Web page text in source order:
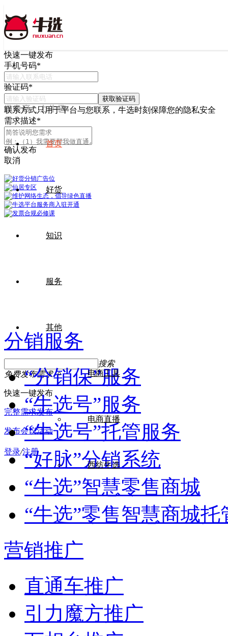
首页
好货
知识
服务
其他
电商工具
电商直播
西纺牛选
搜索
免费发布需求
快速一键发布
完整需求发布
发布会议活动
登录/注册
快速一键发布
手机号码*
验证码*
获取验证码
联系方式只用于平台与您联系，牛选时刻保障您的隐私安全
需求描述*
确认发布
取消
分销服务
“分销保”服务
“牛选号”服务
“牛选号”托管服务
“好脉”分销系统
“牛选”智慧零售商城
“牛选”零售智慧商城托
营销推广
直通车推广
引力魔方推广